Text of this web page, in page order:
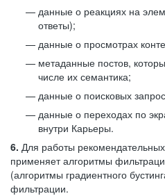
данные о реакциях на
ответы);
данные о просмотрах
метаданные постов,
числе их семантика;
данные о поисковых
данные о переходах по
внутри Карьеры.
6. Для работы
применяет алгоритмы
(алгоритмы градиентного
фильтрации.